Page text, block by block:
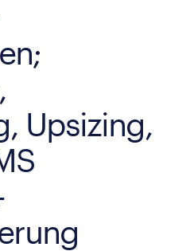
Upsizing,